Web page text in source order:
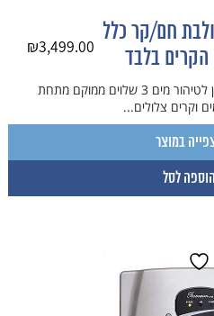
חם/קר כלל
בלבד
₪3,499.00
ועכשיו במבצע כלל מערכת סינון לטיהור מים 3 שלוים ​ממוקם מתחת
וקרים צלולים...
במוצר
הוספה לסל